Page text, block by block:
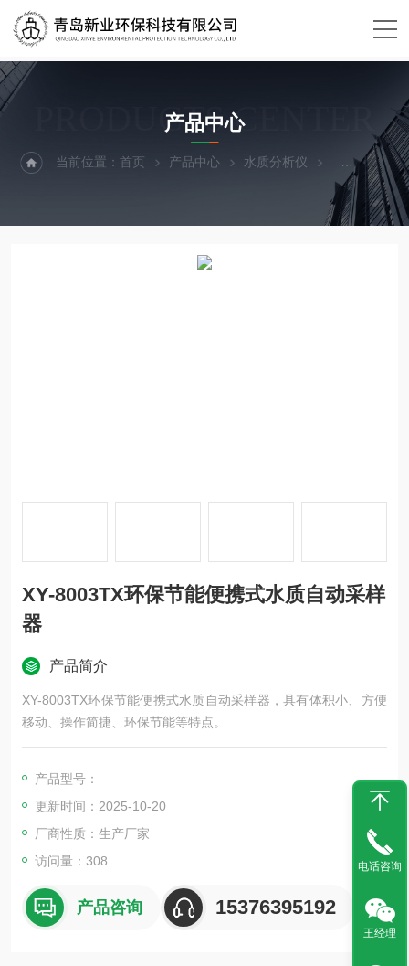
PRODUCTS CENTER
产品中心
当前位置：首页 产品中心 水质分析仪 采样设备
XY-8003TX环保节能便携式水质自动采样
器
产品简介
XY-8003TX环保节能便携式水质自动采样器，具有体积小、方便
移动、操作简捷、环保节能等特点。
产品型号：
更新时间：2025-10-20
厂商性质：生产厂家
访问量：308
产品咨询 15376395192
电话咨询
王经理